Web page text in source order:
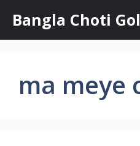
content
Bangla Choti
ma meye